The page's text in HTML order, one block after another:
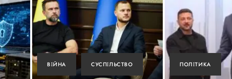
ВІЙНА СУСПІЛЬСТВО ПОЛІТИКА